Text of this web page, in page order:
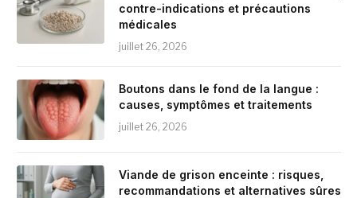
contre-indications et précautions
médicales
juillet 26, 2026
Boutons dans le fond de la langue :
causes, symptômes et traitements
juillet 26, 2026
Viande de grison enceinte : risques,
recommandations et alternatives sûres